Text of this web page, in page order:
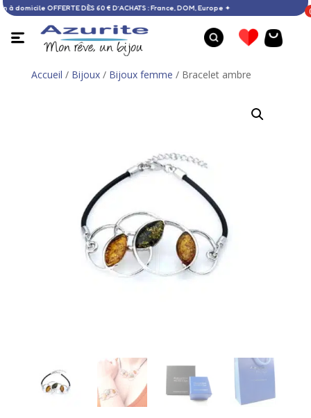
à domicile OFFERTE DÈS 60 € D’ACHATS : France, DOM, Europe ✦
Accueil / Bijoux/ Bijoux femme / Bracelet ambre